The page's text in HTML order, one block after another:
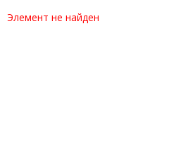
Элемент не найден